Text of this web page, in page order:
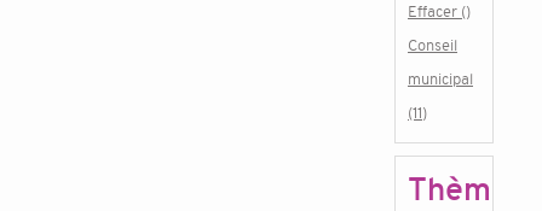
Effacer ()
Conseil
municipal
(11)
Thème